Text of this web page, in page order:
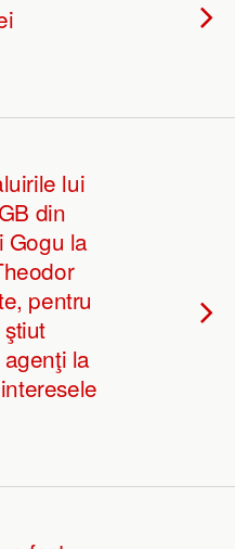
lui
din
Gogu la
pentru
la